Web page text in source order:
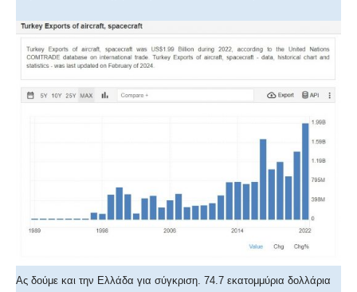
Ας δούμε και την Ελλάδα για σύγκριση. 74.7 εκατομμύρια δολλάρια